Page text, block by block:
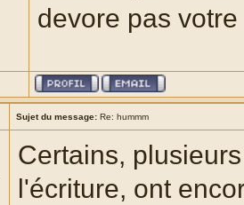
devore pas
Sujet du message: Re: hummm
Certains,
l'écriture, ont